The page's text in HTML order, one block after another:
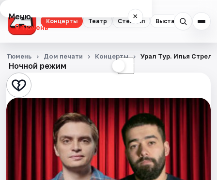
Концерты Театр Стендап Выставки
Меню ×
Тюмень
Концерты
Театр
Стендап
Ночной режим ☾
Тюмень Дом печати Концерты Урал Тур. Илья